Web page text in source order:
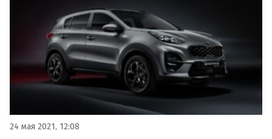
передним либо полным приводом, а также для более
мощного…
24 мая 2021, 12:08